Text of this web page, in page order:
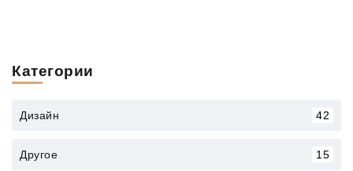
Категории
Дизайн 42
Другое 15